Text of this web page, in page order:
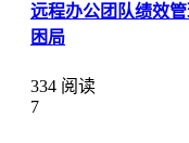
远程办公团队绩效
困局
334 阅读
7